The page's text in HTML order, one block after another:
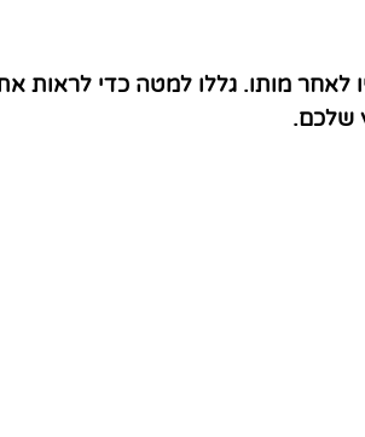
לאחר מותו. גללו למטה כדי לראות
שלכם.